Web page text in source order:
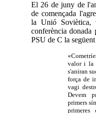
El 26 de juny de
de començada
la Unió
conferència
PSU de C la
valor i la
s'aniran
força de
vagi
Devem
primers
primeres